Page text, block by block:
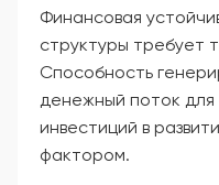
Финансовая
структуры требует
Способность
денежный поток для
инвестиций в
фактором.